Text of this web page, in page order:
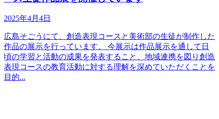
2025年4月4日
広島そごうにて、創造表現コースと美術部の生徒が制作した
作品の展示を行っています。 今展示は作品展示を通して日
頃の学習と活動の成果を発表すること、地域連携を図り創造
表現コースの教育活動に対する理解を深めていただくことを
目的...